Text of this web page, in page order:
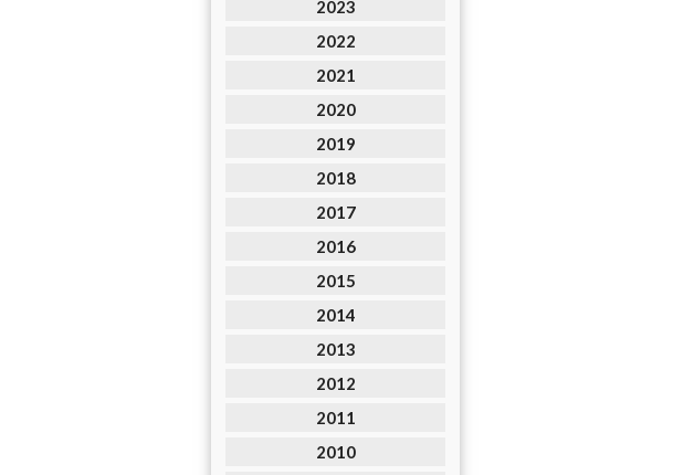
2023
2022
2021
2020
2019
2018
2017
2016
2015
2014
2013
2012
2011
2010